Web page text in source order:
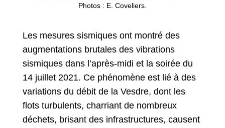
Photos : E. Coveliers.
Les mesures sismiques ont montré des
augmentations brutales des vibrations
sismiques dans l’après-midi et la soirée du
14 juillet 2021. Ce phénomène est lié à des
variations du débit de la Vesdre, dont les
flots turbulents, charriant de nombreux
déchets, brisant des infrastructures, causent